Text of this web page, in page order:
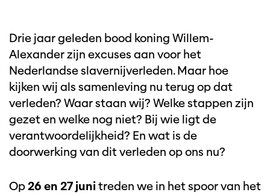
Drie jaar geleden bood koning Willem-
Alexander zijn excuses aan voor het
Nederlandse slavernijverleden. Maar hoe
kijken wij als samenleving nu terug op dat
verleden? Waar staan wij? Welke stappen zijn
gezet en welke nog niet? Bij wie ligt de
verantwoordelijkheid? En wat is de
doorwerking van dit verleden op ons nu?
Op26 en 27 junitreden we in het spoor van het